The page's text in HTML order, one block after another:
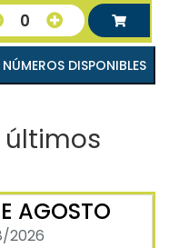
0
VER TODOS LOS NÚMEROS DISPONIBLES
últimos
AGOSTO
2026